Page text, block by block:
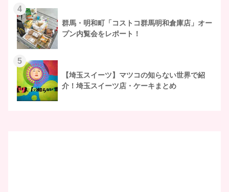
4
群馬・明和町「コストコ群馬明和倉庫店」オー
プン内覧会をレポート！
5
【埼玉スイーツ】マツコの知らない世界で紹
介！埼玉スイーツ店・ケーキまとめ